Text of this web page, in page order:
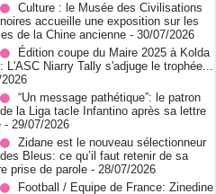
Culture : le Musée des Civilisations
noires accueille une exposition sur les
de la Chine ancienne - 30/07/2026
Édition coupe du Maire 2025 à Kolda
: L'ASC Niarry Tally s'adjuge le trophée...
“Un message pathétique”: le patron
de la Liga tacle Infantino après sa lettre
- 29/07/2026
Zidane est le nouveau sélectionneur
des Bleus: ce qu’il faut retenir de sa
prise de parole - 28/07/2026
Football / Equipe de France: Zinedine